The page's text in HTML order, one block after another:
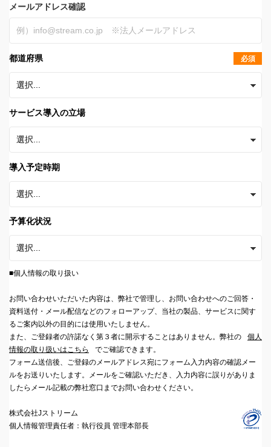
メールアドレス確認
都道府県 必須
サービス導入の立場
導入予定時期
予算化状況
■個人情報の取り扱い
お問い合わせいただいた内容は、弊社で管理し、お問い合わせへのご回答・
資料送付・メール配信などのフォローアップ、当社の製品、サービスに関す
るご案内以外の目的には使用いたしません。
また、ご登録者の許諾なく第３者に開示することはありません。弊社の
個人
情報の取り扱いはこちら
でご確認できます。
フォーム送信後、ご登録のメールアドレス宛にフォーム入力内容の確認メー
ルをお送りいたします。メールをご確認いただき、入力内容に誤りがありま
したらメール記載の弊社窓口までお問い合わせください。
株式会社Jストリーム
個人情報管理責任者：執行役員 管理本部長